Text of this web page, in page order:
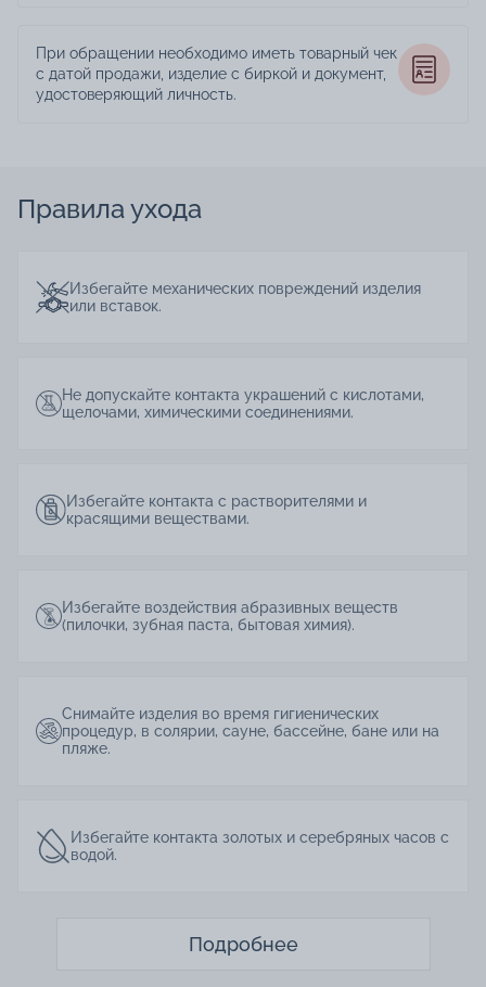
При обращении необходимо иметь товарный чек
с датой продажи, изделие с биркой и документ,
удостоверяющий личность.
Правила ухода
Избегайте механических повреждений изделия
или вставок.
Не допускайте контакта украшений с кислотами,
щелочами, химическими соединениями.
Избегайте контакта с растворителями и
красящими веществами.
Избегайте воздействия абразивных веществ
(пилочки, зубная паста, бытовая химия).
Снимайте изделия во время гигиенических
процедур, в солярии, сауне, бассейне, бане или на
пляже.
Избегайте контакта золотых и серебряных часов с
водой.
Подробнее